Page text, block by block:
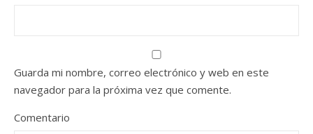
Guarda mi nombre, correo electrónico y web en este
navegador para la próxima vez que comente.
Comentario